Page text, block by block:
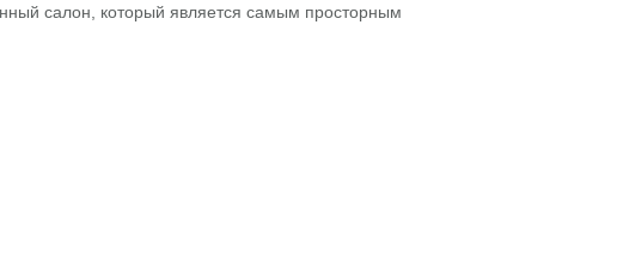
салон, который является самым просторным